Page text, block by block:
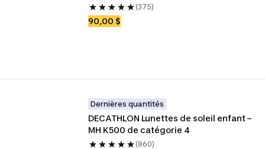
(375)
90,00 $
Dernières quantités
DECATHLON Lunettes de soleil enfant –
MH K500 de catégorie 4
(860)